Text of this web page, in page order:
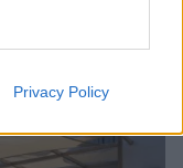
Privacy Policy